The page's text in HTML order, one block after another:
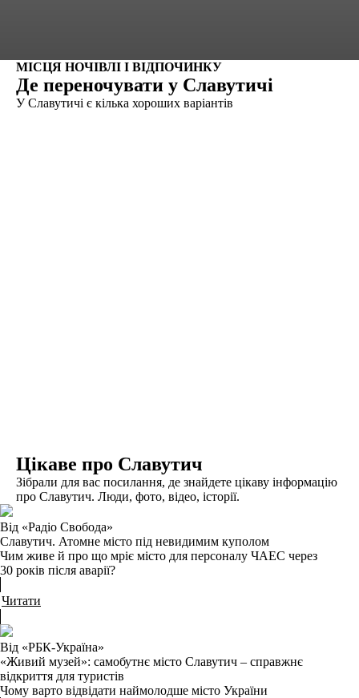
МІСЦЯ НОЧІВЛІ І ВІДПОЧИНКУ
Де переночувати у Славутичі
У Славутичі є кілька хороших варіантів
Цікаве про Славутич
Зібрали для вас посилання, де знайдете цікаву інформацію
про Славутич. Люди, фото, відео, історії.
Від «Радіо Свобода»
Славутич. Атомне місто під невидимим куполом
Чим живе й про що мріє місто для персоналу ЧАЕС через
30 років після аварії?
Читати
Від «РБК-Україна»
«Живий музей»: самобутнє місто Славутич – справжнє
відкриття для туристів
Чому варто відвідати наймолодше місто України